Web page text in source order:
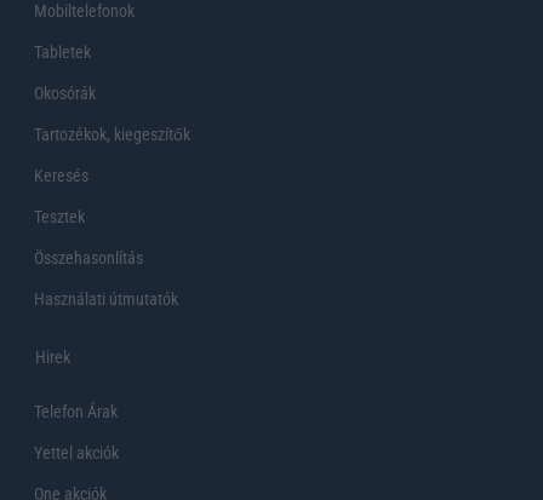
Mobiltelefonok
Tabletek
Okosórák
Tartozékok, kiegeszítők
Keresés
Tesztek
Összehasonlítás
Használati útmutatók
Hirek
Telefon Árak
Yettel akciók
One akciók